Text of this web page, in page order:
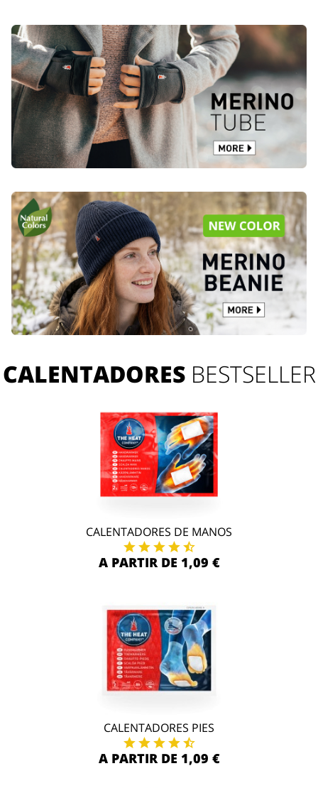
CALENTADORESBESTSELLER
CALENTADORES DE MANOS
A PARTIR DE 1,09 €
CALENTADORES PIES
A PARTIR DE 1,09 €